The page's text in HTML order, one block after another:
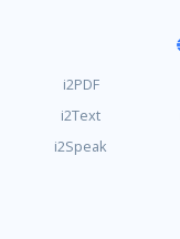
i2PDF
i2Text
i2Speak